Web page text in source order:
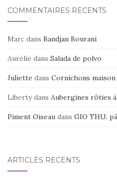
k
COMMENTAIRES RÉCENTS
Marc dans Bandjan Bourani
Aurélie dans Salada de polvo
Juliette dans Cornichons maison
Libertydans Aubergines rôties
Piment Oiseau dans GIO THU:
ARTICLES RÉCENTS